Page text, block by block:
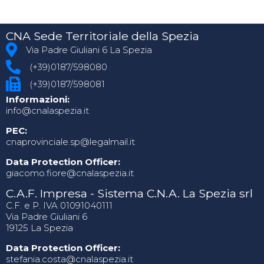
CNA Sede Territoriale della Spezia
Via Padre Giuliani 6 La Spezia
(+39)0187/598080
(+39)0187/598081
Informazioni:
info@cnalaspezia.it
PEC:
cnaprovinciale.sp@legalmail.it
Data Protection Officer:
giacomo.fiore@cnalaspezia.it
C.A.F. Impresa - Sistema C.N.A. La Spezia srl
C.F. e P. IVA 01091040111
Via Padre Giuliani 6
19125 La Spezia
Data Protection Officer:
stefania.costa@cnalaspezia.it